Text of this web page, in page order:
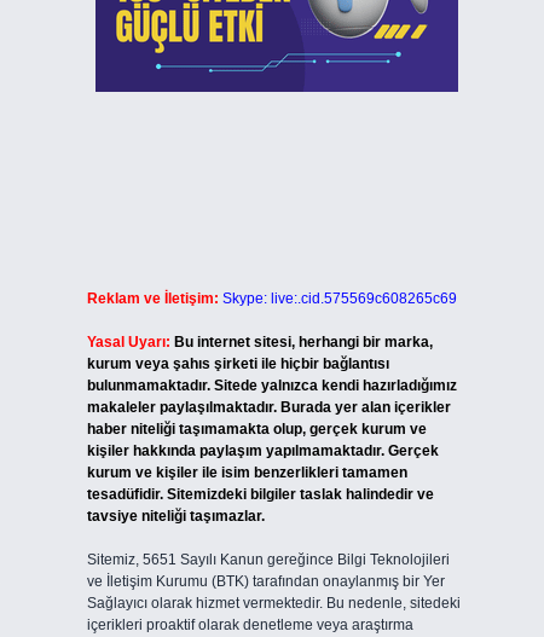
Reklam ve İletişim: Skype: live:.cid.575569c608265c69
Yasal Uyarı: Bu internet sitesi, herhangi bir marka,
kurum veya şahıs şirketi ile hiçbir bağlantısı
bulunmamaktadır. Sitede yalnızca kendi hazırladığımız
makaleler paylaşılmaktadır. Burada yer alan içerikler
haber niteliği taşımamakta olup, gerçek kurum ve
kişiler hakkında paylaşım yapılmamaktadır. Gerçek
kurum ve kişiler ile isim benzerlikleri tamamen
tesadüfidir. Sitemizdeki bilgiler taslak halindedir ve
tavsiye niteliği taşımazlar.
Sitemiz, 5651 Sayılı Kanun gereğince Bilgi Teknolojileri
ve İletişim Kurumu (BTK) tarafından onaylanmış bir Yer
Sağlayıcı olarak hizmet vermektedir. Bu nedenle, sitedeki
içerikleri proaktif olarak denetleme veya araştırma